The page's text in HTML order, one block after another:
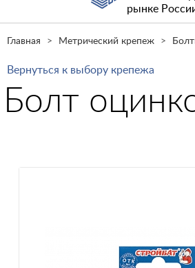
рынке
Главная Метрический крепеж
Вернуться к выбору крепежа
Болт